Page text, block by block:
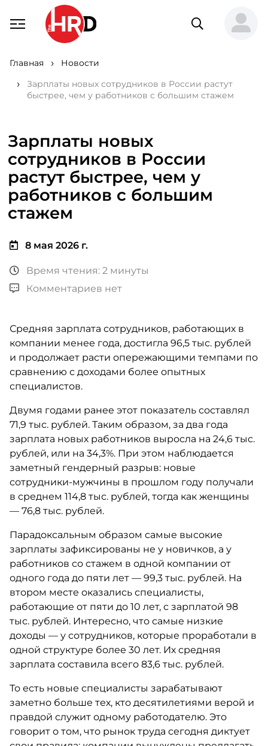
Главная
Новости
Зарплаты новых сотрудников в России растут
быстрее, чем у работников с большим стажем
Зарплаты новых
сотрудников в России
растут быстрее, чем у
работников с большим
стажем
8 мая 2026 г.
Время чтения: 2 минуты
Комментариев нет
Средняя зарплата сотрудников, работающих в
компании менее года, достигла 96,5 тыс. рублей
и продолжает расти опережающими темпами по
сравнению с доходами более опытных
специалистов.
Двумя годами ранее этот показатель составлял
71,9 тыс. рублей. Таким образом, за два года
зарплата новых работников выросла на 24,6 тыс.
рублей, или на 34,3%. При этом наблюдается
заметный гендерный разрыв: новые
сотрудники-мужчины в прошлом году получали
в среднем 114,8 тыс. рублей, тогда как женщины
— 76,8 тыс. рублей.
Парадоксальным образом самые высокие
зарплаты зафиксированы не у новичков, а у
работников со стажем в одной компании от
одного года до пяти лет — 99,3 тыс. рублей. На
втором месте оказались специалисты,
работающие от пяти до 10 лет, с зарплатой 98
тыс. рублей. Интересно, что самые низкие
доходы — у сотрудников, которые проработали в
одной структуре более 30 лет. Их средняя
зарплата составила всего 83,6 тыс. рублей.
То есть новые специалисты зарабатывают
заметно больше тех, кто десятилетиями верой и
правдой служит одному работодателю. Это
говорит о том, что рынок труда сегодня диктует